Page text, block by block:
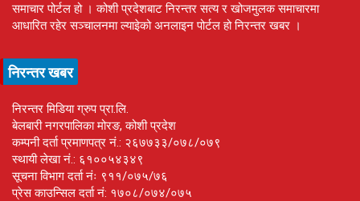
समाचार पोर्टल हो । कोशी प्रदेशबाट निरन्तर सत्य र खोजमुलक समाचारमा
आधारित रहेर सञ्चालनमा ल्याइेको अनलाइन पोर्टल हो निरन्तर खबर ।
निरन्तर खबर
निरन्तर मिडिया ग्रुप प्रा.लि.
बेलबारी नगरपालिका मोरङ, कोशी प्रदेश
कम्पनी दर्ता प्रमाणपत्र नं.: २६७७३३/०७८/०७९
स्थायी लेखा नं.: ६१००५४३४९
सूचना विभाग दर्ता नंः ९११/०७५/७६
प्रेस काउन्सिल दर्ता नं: १७०८/०७४/०७५